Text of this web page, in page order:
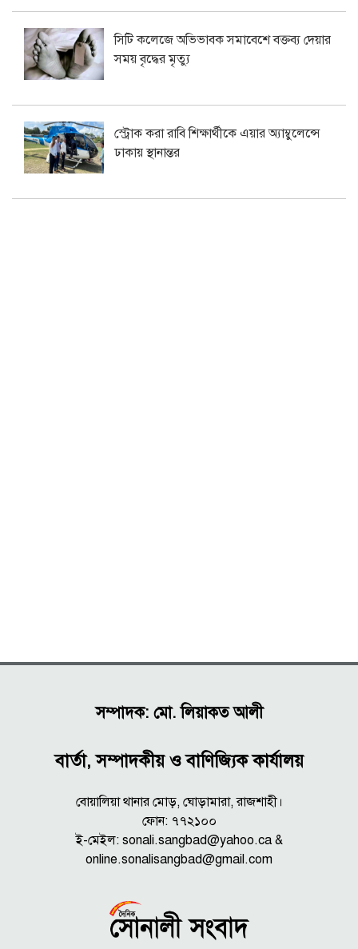
সিটি কলেজে অভিভাবক সমাবেশে বক্তব্য দেয়ার
সময় বৃদ্ধের মৃত্যু
স্ট্রোক করা রাবি শিক্ষার্থীকে এয়ার অ্যাম্বুলেন্সে
ঢাকায় স্থানান্তর
সম্পাদক: মো. লিয়াকত আলী
বার্তা, সম্পাদকীয় ও বাণিজ্যিক কার্যালয়
বোয়ালিয়া থানার মোড়, ঘোড়ামারা, রাজশাহী।
ফোন: ৭৭২১০০
ই-মেইল: sonali.sangbad@yahoo.ca &
online.sonalisangbad@gmail.com